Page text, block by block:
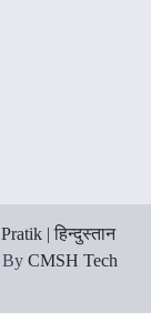
| हिन्दुस्तान
By CMSH Tech